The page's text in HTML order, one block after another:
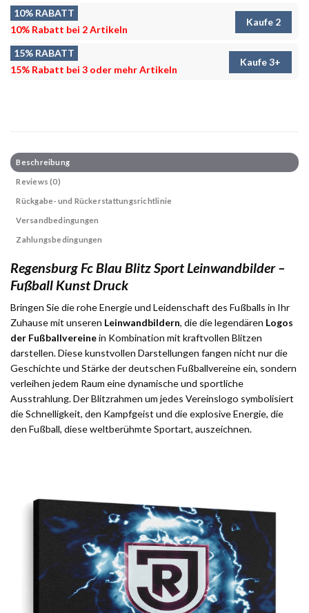
10% RABATT
10% Rabatt bei 2 Artikeln
Kaufe 2
15% RABATT
15% Rabatt bei 3 oder mehr Artikeln
Kaufe 3+
Beschreibung
Reviews (0)
Rückgabe- und Rückerstattungsrichtlinie
Versandbedingungen
Zahlungsbedingungen
Regensburg Fc Blau Blitz Sport Leinwandbilder –
Fußball Kunst Druck
Bringen Sie die rohe Energie und Leidenschaft des Fußballs in Ihr
Zuhause mit unseren Leinwandbildern, die die legendären Logos
der Fußballvereinein Kombination mit kraftvollen Blitzen
darstellen. Diese kunstvollen Darstellungen fangen nicht nur die
Geschichte und Stärke der deutschen Fußballvereine ein, sondern
verleihen jedem Raum eine dynamische und sportliche
Ausstrahlung. Der Blitzrahmen um jedes Vereinslogo symbolisiert
die Schnelligkeit, den Kampfgeist und die explosive Energie, die
den Fußball, diese weltberühmte Sportart, auszeichnen.